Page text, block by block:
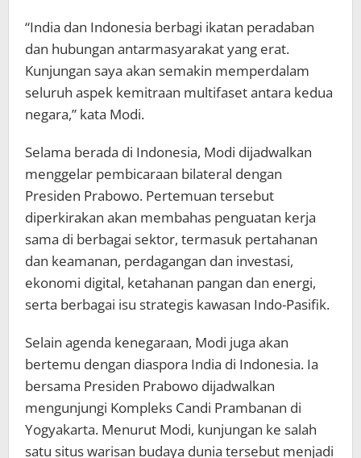
“India dan Indonesia berbagi ikatan peradaban
dan hubungan antarmasyarakat yang erat.
Kunjungan saya akan semakin memperdalam
seluruh aspek kemitraan multifaset antara kedua
negara,” kata Modi.
Selama berada di Indonesia, Modi dijadwalkan
menggelar pembicaraan bilateral dengan
Presiden Prabowo. Pertemuan tersebut
diperkirakan akan membahas penguatan kerja
sama di berbagai sektor, termasuk pertahanan
dan keamanan, perdagangan dan investasi,
ekonomi digital, ketahanan pangan dan energi,
serta berbagai isu strategis kawasan Indo-Pasifik.
Selain agenda kenegaraan, Modi juga akan
bertemu dengan diaspora India di Indonesia. Ia
bersama Presiden Prabowo dijadwalkan
mengunjungi Kompleks Candi Prambanan di
Yogyakarta. Menurut Modi, kunjungan ke salah
satu situs warisan budaya dunia tersebut menjadi